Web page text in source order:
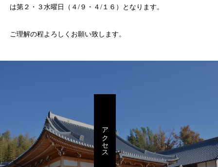
は第２・３水曜日（４/９・４/１６）となります。
ご理解の程よろしくお願い致します。
アクセス